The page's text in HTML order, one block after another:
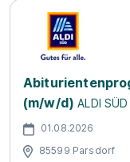
(m/w/d) ALDI SÜD
01.08.2026
85599 Parsdorf